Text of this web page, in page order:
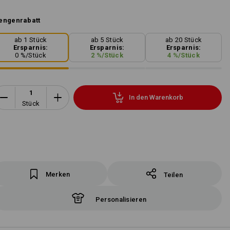
ab 1 Stück
Ersparnis:
0 %/Stück
ab 5 Stück
Ersparnis:
2 %/Stück
ab 20 Stück
Ersparnis:
4 %/Stück
Stück
In den Warenkorb
Merken Teilen
Personalisieren